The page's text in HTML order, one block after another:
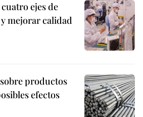
ejes de
mejorar calidad
productos
efectos